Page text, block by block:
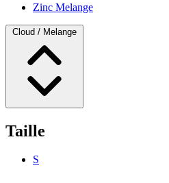
Zinc Melange
Cloud / Melange
Taille
S